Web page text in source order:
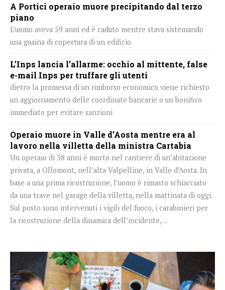
A Portici operaio muore precipitando dal terzo
piano
L’uomo aveva 59 anni ed è caduto mentre stava sistemando
una guaina di copertura di un edificio
L’Inps lancia l’allarme: occhio al mittente, false
e-mail Inps per truffare gli utenti
dietro la promessa di un rimborso economico viene richiesto
un aggiornamento delle coordinate bancarie o un bonifico
immediato per evitare sanzioni
Operaio muore in Valle d’Aosta mentre era al
lavoro nella villetta della ministra Cartabia
Un operaio di 38 anni è morto nel cantiere di un’abitazione
privata, a Ollomont, nell’alta Valpelline, in Valle d’Aosta. In
base a una prima ricostruzione, l’uomo è rimasto schiacciato
da una trave nel garage della villetta, nella mattinata di oggi.
Sul posto sono intervenuti i vigili del fuoco, i carabinieri per
la ricostruzione della dinamica dell’incidente, ...